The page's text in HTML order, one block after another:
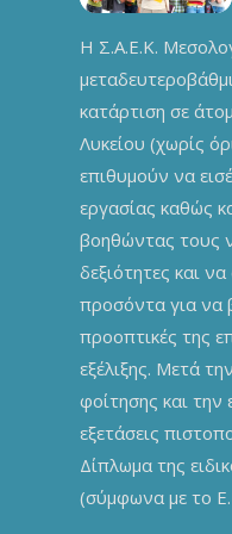
Η Σ.Α.Ε.Κ.
κατάρτιση σε
Λυκείου (χωρίς
επιθυμούν να
εργασίας καθώς
βοηθώντας τους
δεξιότητες και
προσόντα για να
προοπτικές της
εξέλιξης. Μετά
φοίτησης και την
εξετάσεις
Δίπλωμα της
(σύμφωνα με το